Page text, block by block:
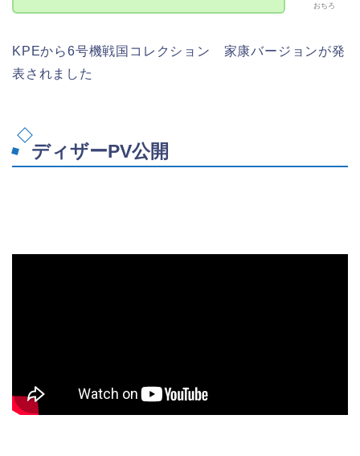
おちろ
KPEから6号機戦国コレクション 家康バージョンが発
表されました
ディザーPV公開